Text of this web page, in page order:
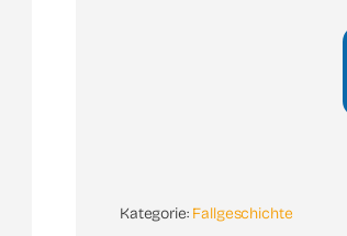
Kategorie: Fallgeschichte